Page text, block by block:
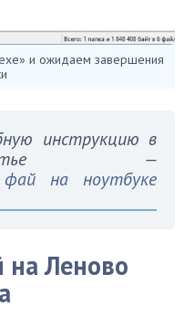
и ожидаем завершения
инструкцию в
—
на ноутбуке
Леново